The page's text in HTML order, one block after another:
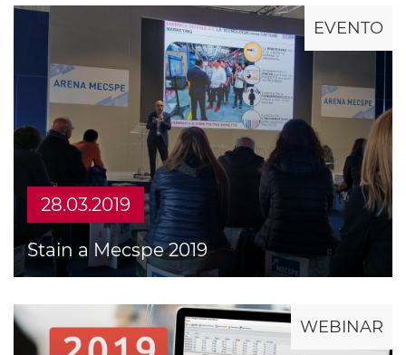
EVENTO
28.03.2019
Stain a Mecspe 2019
WEBINAR